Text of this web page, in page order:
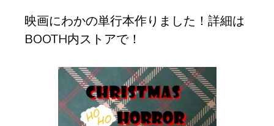
映画にわかの単行本作りました！詳細は
BOOTH内ストアで！